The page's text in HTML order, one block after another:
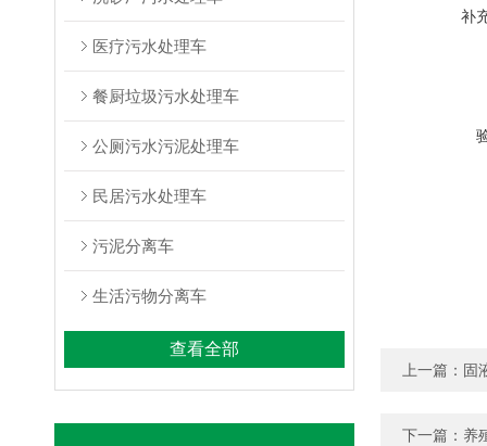
医疗污水处理车
餐厨垃圾污水处理车
公厕污水污泥处理车
民居污水处理车
污泥分离车
生活污物分离车
查看全部
补
上一篇： 固
下一篇： 养